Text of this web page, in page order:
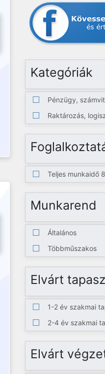
Kategóriák
Pénzügy,
Raktározás,
Teljes munkaidő
Munkarend
Általános
Többműszakos
Elvárt
1-2 év szakmai
2-4 év szakmai
Elvárt